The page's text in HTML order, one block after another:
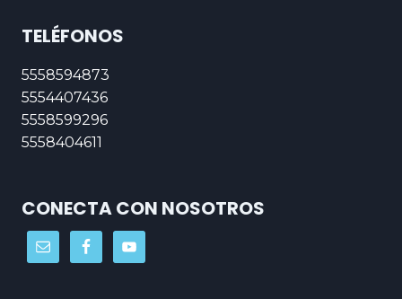
TELÉFONOS
5558594873
5554407436
5558599296
5558404611
CONECTA CON NOSOTROS